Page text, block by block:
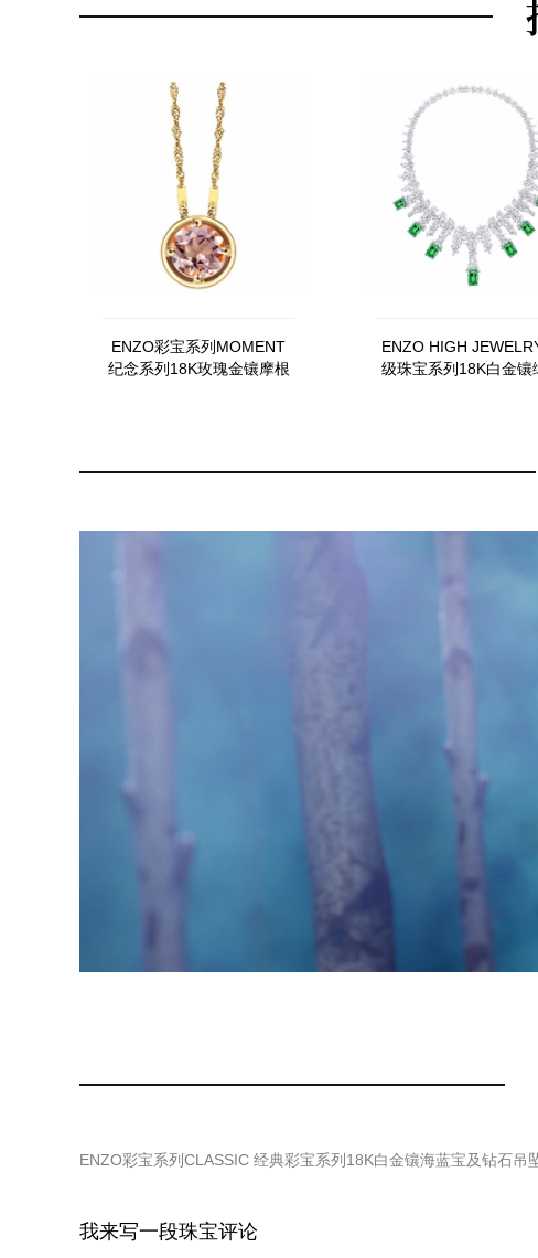
ENZO彩宝系列MOMENT
纪念系列18K玫瑰金镶摩根
ENZO HIGH
级珠宝系列18K白金镶
ENZO彩宝系列CLASSIC 经典彩宝系列18K白金镶海蓝宝及钻石吊
我来写一段珠宝评论